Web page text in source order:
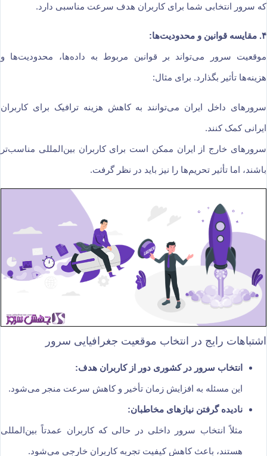
که سرور انتخابی شما برای کاربران هدف سرعت مناسبی دارد.
۴. مقایسه قوانین و محدودیت‌ها:
موقعیت سرور می‌تواند بر قوانین مربوط به داده‌ها، محدودیت‌ها و
هزینه‌ها تأثیر بگذارد. برای مثال:
سرورهای داخل ایران می‌توانند به کاهش هزینه ترافیک برای کاربران
ایرانی کمک کنند.
سرورهای خارج از ایران ممکن است برای کاربران بین‌المللی مناسب‌تر
باشند، اما تأثیر تحریم‌ها را نیز باید در نظر گرفت.
اشتباهات رایج در انتخاب موقعیت جغرافیایی سرور
انتخاب سرور در کشوری دور از کاربران هدف:
این مسئله به افزایش زمان تأخیر و کاهش سرعت منجر می‌شود.
نادیده گرفتن نیازهای مخاطبان:
مثلاً انتخاب سرور داخلی در حالی که کاربران عمدتاً بین‌المللی
هستند، باعث کاهش کیفیت تجربه کاربران خارجی می‌شود.